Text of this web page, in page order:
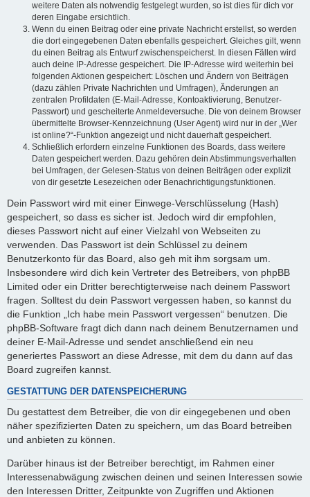
weitere Daten als notwendig festgelegt wurden, so ist dies für dich vor
deren Eingabe ersichtlich.
Wenn du einen Beitrag oder eine private Nachricht erstellst, so werden
die dort eingegebenen Daten ebenfalls gespeichert. Gleiches gilt, wenn
du einen Beitrag als Entwurf zwischenspeicherst. In diesen Fällen wird
auch deine IP-Adresse gespeichert. Die IP-Adresse wird weiterhin bei
folgenden Aktionen gespeichert: Löschen und Ändern von Beiträgen
(dazu zählen Private Nachrichten und Umfragen), Änderungen an
zentralen Profildaten (E-Mail-Adresse, Kontoaktivierung, Benutzer-
Passwort) und gescheiterte Anmeldeversuche. Die von deinem Browser
übermittelte Browser-Kennzeichnung (User Agent) wird nur in der „Wer
ist online?“-Funktion angezeigt und nicht dauerhaft gespeichert.
Schließlich erfordern einzelne Funktionen des Boards, dass weitere
Daten gespeichert werden. Dazu gehören dein Abstimmungsverhalten
bei Umfragen, der Gelesen-Status von deinen Beiträgen oder explizit
von dir gesetzte Lesezeichen oder Benachrichtigungsfunktionen.
Dein Passwort wird mit einer Einwege-Verschlüsselung (Hash)
gespeichert, so dass es sicher ist. Jedoch wird dir empfohlen,
dieses Passwort nicht auf einer Vielzahl von Webseiten zu
verwenden. Das Passwort ist dein Schlüssel zu deinem
Benutzerkonto für das Board, also geh mit ihm sorgsam um.
Insbesondere wird dich kein Vertreter des Betreibers, von phpBB
Limited oder ein Dritter berechtigterweise nach deinem Passwort
fragen. Solltest du dein Passwort vergessen haben, so kannst du
die Funktion „Ich habe mein Passwort vergessen“ benutzen. Die
phpBB-Software fragt dich dann nach deinem Benutzernamen und
deiner E-Mail-Adresse und sendet anschließend ein neu
generiertes Passwort an diese Adresse, mit dem du dann auf das
Board zugreifen kannst.
GESTATTUNG DER DATENSPEICHERUNG
Du gestattest dem Betreiber, die von dir eingegebenen und oben
näher spezifizierten Daten zu speichern, um das Board betreiben
und anbieten zu können.
Darüber hinaus ist der Betreiber berechtigt, im Rahmen einer
Interessenabwägung zwischen deinen und seinen Interessen sowie
den Interessen Dritter, Zeitpunkte von Zugriffen und Aktionen